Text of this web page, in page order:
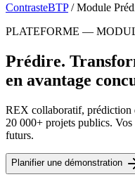
ContrasteBTP / Module
PLATEFORME —
Prédire.
en avantage
REX collaboratif, prédiction
20 000+ projets publics. Vos
futurs.
Planifier une démonstration